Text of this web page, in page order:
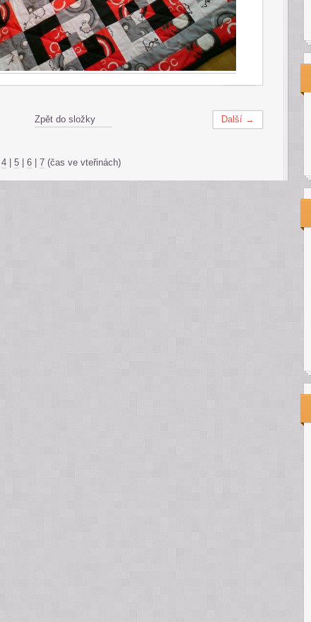
Další →
Zpět do složky
4 5 6 7 (čas ve vteřinách)